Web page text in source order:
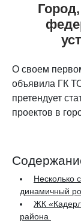
О своем
объявила ГК
претендует
проектов в
Несколько
динамичный
ЖК
района